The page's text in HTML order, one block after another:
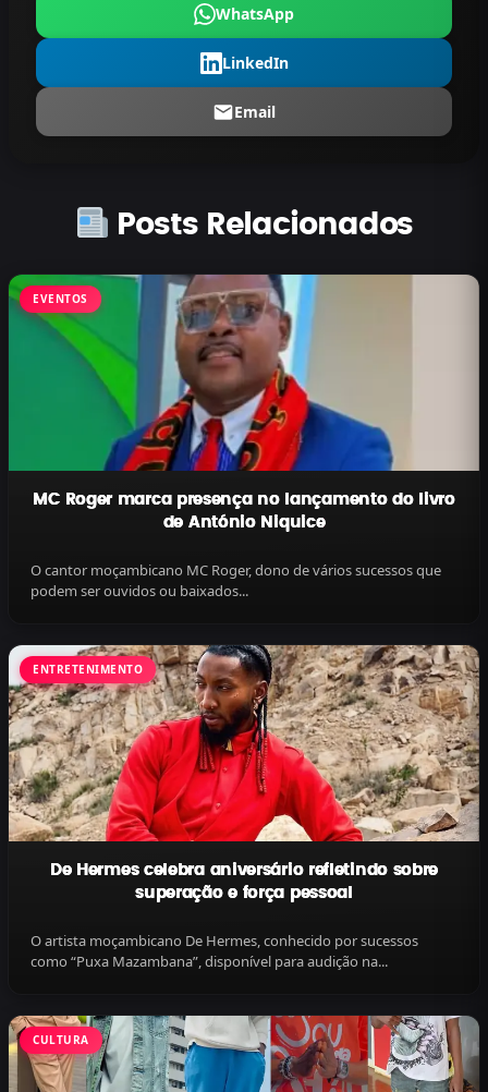
WhatsApp
LinkedIn
Email
Posts Relacionados
EVENTOS
MC Roger marca presença no lançamento do livro
de António Niquice
O cantor moçambicano MC Roger, dono de vários sucessos que
podem ser ouvidos ou baixados...
ENTRETENIMENTO
De Hermes celebra aniversário refletindo sobre
superação e força pessoal
O artista moçambicano De Hermes, conhecido por sucessos
como “Puxa Mazambana”, disponível para audição na...
CULTURA